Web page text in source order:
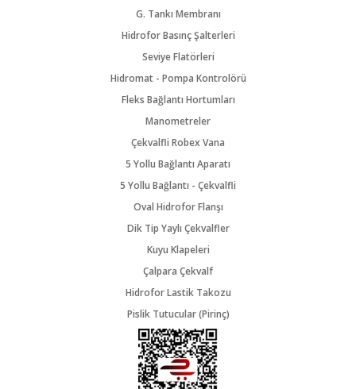
G. Tankı Membranı
Hidrofor Basınç Şalterleri
Seviye Flatörleri
Hidromat - Pompa Kontrolörü
Fleks Bağlantı Hortumları
Manometreler
Çekvalfli Robex Vana
5 Yollu Bağlantı Aparatı
5 Yollu Bağlantı - Çekvalfli
Oval Hidrofor Flanşı
Dik Tip Yaylı Çekvalfler
Kuyu Klapeleri
Çalpara Çekvalf
Hidrofor Lastik Takozu
Pislik Tutucular (Pirinç)